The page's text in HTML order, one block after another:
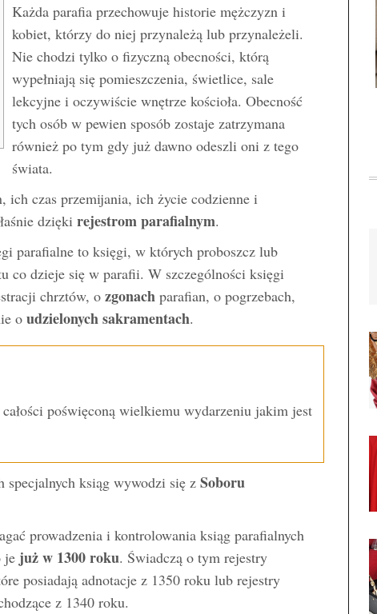
Każda parafia przechowuje historie mężczyzn i
kobiet, którzy do niej przynależą lub przynależeli.
Nie chodzi tylko o fizyczną obecności, którą
wypełniają się pomieszczenia, świetlice, sale
lekcyjne i oczywiście wnętrze kościoła. Obecność
tych osób w pewien sposób zostaje zatrzymana
również po tym gdy już dawno odeszli oni z tego
świata.
ich czas przemijania, ich życie codzienne i
dzięki rejestrom parafialnym.
parafialne to księgi, w których proboszcz lub
co dzieje się w parafii. W szczególności księgi
chrztów, o zgonach parafian, o pogrzebach,
o udzielonych sakramentach.
poświęconą wielkiemu wydarzeniu jakim jest
specjalnych ksiąg wywodzi się z Soboru
prowadzenia i kontrolowania ksiąg parafialnych
je już w 1300 roku. Świadczą o tym rejestry
posiadają adnotacje z 1350 roku lub rejestry
z 1340 roku.